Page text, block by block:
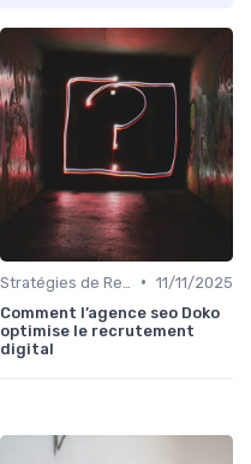
• 11/11/2025
Comment l’agence seo Doko
optimise le recrutement
digital